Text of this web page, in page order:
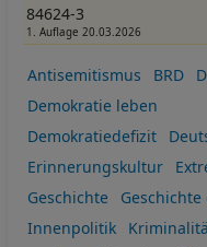
84624-3
1. Auflage 20.03.2026
Antisemitismus BRD
Demokratie leben
Demokratiedefizit
Erinnerungskultur
Geschichte
Geschichte
Innenpolitik
Cookies